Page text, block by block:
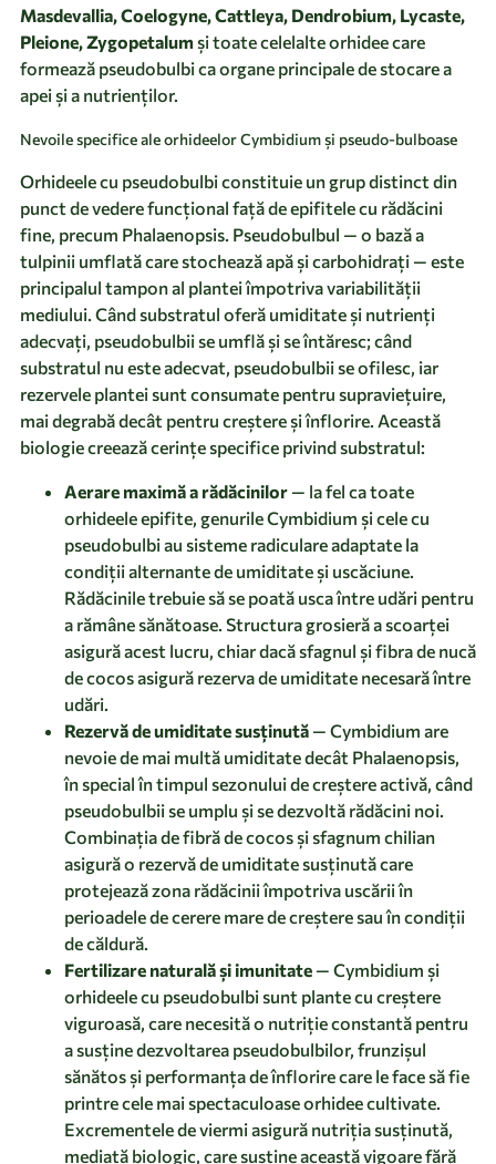
Masdevallia, Coelogyne, Cattleya, Dendrobium, Lycaste,
Pleione, Zygopetalumși toate celelalte orhidee care
formează pseudobulbi ca organe principale de stocare a
apei și a nutrienților.
Nevoile specifice ale orhideelor Cymbidium și pseudo-bulboase
Orhideele cu pseudobulbi constituie un grup distinct din
punct de vedere funcțional față de epifitele cu rădăcini
fine, precum Phalaenopsis. Pseudobulbul — o bază a
tulpinii umflată care stochează apă și carbohidrați — este
principalul tampon al plantei împotriva variabilității
mediului. Când substratul oferă umiditate și nutrienți
adecvați, pseudobulbii se umflă și se întăresc; când
substratul nu este adecvat, pseudobulbii se ofilesc, iar
rezervele plantei sunt consumate pentru supraviețuire,
mai degrabă decât pentru creștere și înflorire. Această
biologie creează cerințe specifice privind substratul:
Aerare maximă a rădăcinilor — la fel ca toate
orhideele epifite, genurile Cymbidium și cele cu
pseudobulbi au sisteme radiculare adaptate la
condiții alternante de umiditate și uscăciune.
Rădăcinile trebuie să se poată usca între udări pentru
a rămâne sănătoase. Structura grosieră a scoarței
asigură acest lucru, chiar dacă sfagnul și fibra de nucă
de cocos asigură rezerva de umiditate necesară între
udări.
Rezervă de umiditate susținută — Cymbidium are
nevoie de mai multă umiditate decât Phalaenopsis,
în special în timpul sezonului de creștere activă, când
pseudobulbii se umplu și se dezvoltă rădăcini noi.
Combinația de fibră de cocos și sfagnum chilian
asigură o rezervă de umiditate susținută care
protejează zona rădăcinii împotriva uscării în
perioadele de cerere mare de creștere sau în condiții
de căldură.
Fertilizare naturală și imunitate — Cymbidium și
orhideele cu pseudobulbi sunt plante cu creștere
viguroasă, care necesită o nutriție constantă pentru
a susține dezvoltarea pseudobulbilor, frunzișul
sănătos și performanța de înflorire care le face să fie
printre cele mai spectaculoase orhidee cultivate.
Excrementele de viermi asigură nutriția susținută,
mediată biologic, care susține această vigoare fără